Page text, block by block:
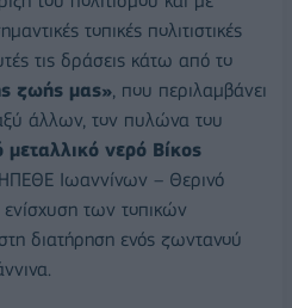
τοπικές πολιτιστικές
τις δράσεις κάτω από το
ζωής μας», που περιλαμβάνει
άλλων, τον πυλώνα του
μεταλλικό νερό Βίκος
Ιωαννίνων – Θερινό
των τοπικών
διατήρηση ενός ζωντανού